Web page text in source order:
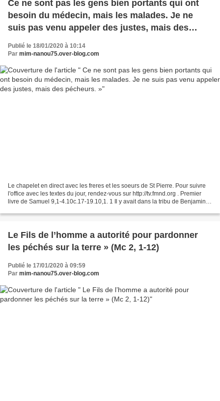
Ce ne sont pas les gens bien portants qui ont
besoin du médecin, mais les malades. Je ne
suis pas venu appeler des justes, mais des
pécheurs. »
Publié le 18/01/2020 à 10:14
Par mim-nanou75.over-blog.com
Le chapelet en direct avec les freres et les soeurs de St Pierre. Pour suivre
l'office avec les textes du jour, rendez-vous sur http://tv.fmnd.org . Premier
livre de Samuel 9,1-4.10c.17-19.10,1. 1 Il y avait dans la tribu de Benjamin
Le Fils de l’homme a autorité pour pardonner
les péchés sur la terre » (Mc 2, 1-12)
Publié le 17/01/2020 à 09:59
Par mim-nanou75.over-blog.com